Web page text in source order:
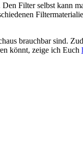
Filter selbst kann
brauchbar sind.
könnt, zeige ich Euch